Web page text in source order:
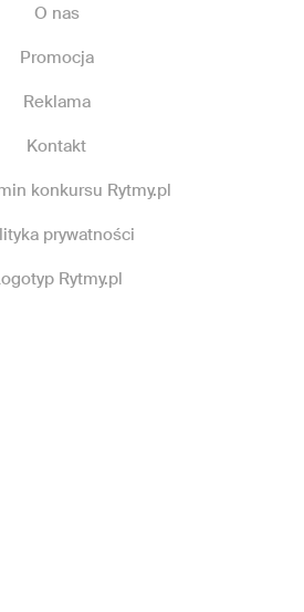
O nas
Promocja
Reklama
Kontakt
konkursu Rytmy.pl
prywatności
Rytmy.pl